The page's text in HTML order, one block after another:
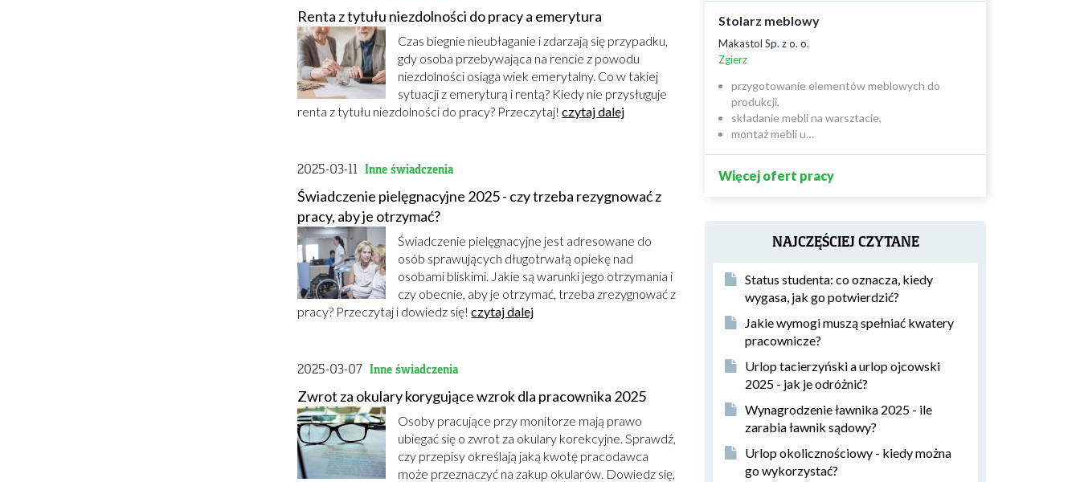
Renta z tytułu niezdolności do pracy a emerytura
Czas biegnie nieubłaganie i zdarzają się przypadku,
gdy osoba przebywająca na rencie z powodu
niezdolności osiąga wiek emerytalny. Co w takiej
sytuacji z emeryturą i rentą? Kiedy nie przysługuje
renta z tytułu niezdolności do pracy? Przeczytaj!czytaj dalej
2025-03-11 Inne świadczenia
Świadczenie pielęgnacyjne 2025 - czy trzeba rezygnować z
pracy, aby je otrzymać?
Świadczenie pielęgnacyjne jest adresowane do
osób sprawujących długotrwałą opiekę nad
osobami bliskimi. Jakie są warunki jego otrzymania i
czy obecnie, aby je otrzymać, trzeba zrezygnować z
pracy? Przeczytaj i dowiedz się!czytaj dalej
2025-03-07 Inne świadczenia
Zwrot za okulary korygujące wzrok dla pracownika 2025
Osoby pracujące przy monitorze mają prawo
ubiegać się o zwrot za okulary korekcyjne. Sprawdź,
czy przepisy określają jaką kwotę pracodawca
może przeznaczyć na zakup okularów. Dowiedz się,
Stolarz meblowy
Makastol Sp. z o. o.
Zgierz
przygotowanie elementów meblowych do
produkcji,
składanie mebli na warsztacie,
montaż mebli u…
Więcej ofert pracy
NAJCZĘŚCIEJ CZYTANE
Status studenta: co oznacza, kiedy
wygasa, jak go potwierdzić?
Jakie wymogi muszą spełniać kwatery
pracownicze?
Urlop tacierzyński a urlop ojcowski
2025 - jak je odróżnić?
Wynagrodzenie ławnika 2025 - ile
zarabia ławnik sądowy?
Urlop okolicznościowy - kiedy można
go wykorzystać?